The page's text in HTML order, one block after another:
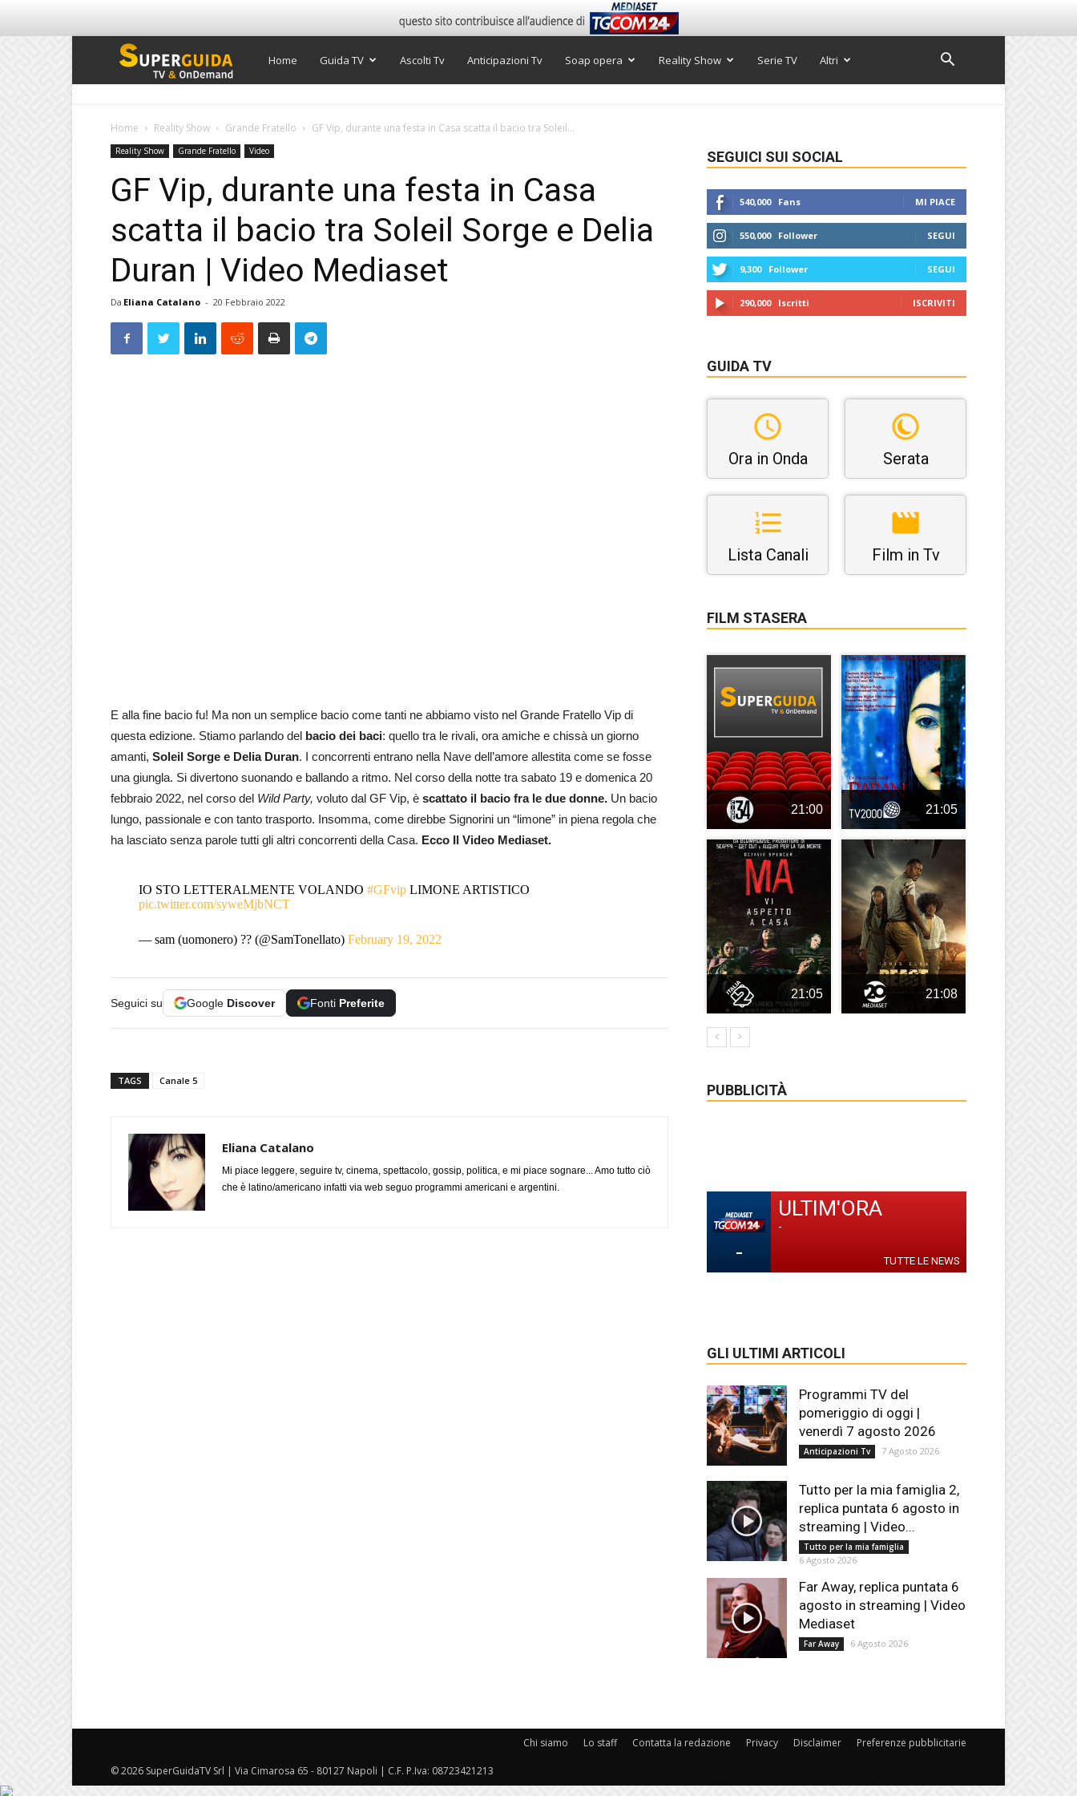
Super
TV
Home Guida TV Ascolti Tv Anticipazioni Tv Soap opera Reality Show Serie TV Altri
Home Reality Show Grande Fratello GF Vip, durante una festa in Casa scatta il bacio tra Soleil...
Reality Show Grande Fratello Video
GF Vip, durante una festa in Casa
scatta il bacio tra Soleil Sorge e Delia
Duran | Video Mediaset
Da Eliana Catalano - 20 Febbraio 2022
E alla fine bacio fu! Ma non un semplice bacio come tanti ne abbiamo visto nel Grande Fratello Vip di
questa edizione. Stiamo parlando del bacio dei baci: quello tra le rivali, ora amiche e chissà un giorno
amanti, Soleil Sorge e Delia Duran. I concorrenti entrano nella Nave dell’amore allestita come se fosse
una giungla. Si divertono suonando e ballando a ritmo. Nel corso della notte tra sabato 19 e domenica 20
febbraio 2022, nel corso del Wild Party, voluto dal GF Vip, è scattato il bacio fra le due donne. Un bacio
lungo, passionale e con tanto trasporto. Insomma, come direbbe Signorini un “limone” in piena regola che
ha lasciato senza parole tutti gli altri concorrenti della Casa. Ecco Il Video Mediaset.
IO STO LETTERALMENTE VOLANDO #GFvipLIMONE ARTISTICO
pic.twitter.com/syweMjbNCT
— sam (uomonero) ?? (@SamTonellato) February 19, 2022
Seguici su Google Discover Fonti Preferite
TAGS Canale 5
Eliana Catalano
Mi piace leggere, seguire tv, cinema, spettacolo, gossip, politica, e mi piace sognare... Amo tutto ciò
che è latino/americano infatti via web seguo programmi americani e argentini.
SEGUICI SUI SOCIAL
540,000 Fans MI PIACE
550,000 Follower SEGUI
9,300 Follower SEGUI
290,000 Iscritti ISCRIVITI
GUIDA TV
Ora in Onda Serata
Lista Canali Film in Tv
FILM STASERA
21:00 21:05
21:05 21:08
PUBBLICITÀ
-
ULTIM'ORA
-
TUTTE LE NEWS
GLI ULTIMI ARTICOLI
Programmi TV del
pomeriggio di oggi |
venerdì 7 agosto 2026
Anticipazioni Tv 7 Agosto 2026
Tutto per la mia famiglia 2,
replica puntata 6 agosto in
streaming | Video...
Tutto per la mia famiglia
6 Agosto 2026
Far Away, replica puntata 6
agosto in streaming | Video
Mediaset
Far Away 6 Agosto 2026
Chi siamo Lo staff Contatta la redazione Privacy Disclaimer Preferenze pubblicitarie
© 2026 SuperGuidaTV Srl | Via Cimarosa 65 - 80127 Napoli | C.F. P.Iva: 08723421213